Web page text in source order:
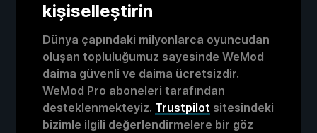
kişiselleştirin
Dünya çapındaki milyonlarca oyuncudan
oluşan topluluğumuz sayesinde WeMod
daima güvenli ve daima ücretsizdir.
WeMod Pro aboneleri tarafından
desteklenmekteyiz. Trustpilot sitesindeki
bizimle ilgili değerlendirmelere bir göz